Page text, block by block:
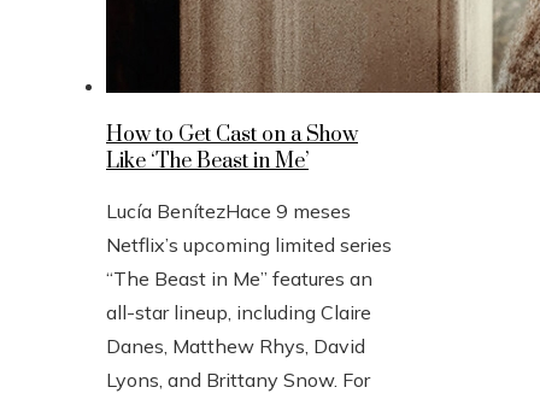
How to Get Cast on a Show
Like ‘The Beast in Me’
Lucía BenítezHace 9 meses
Netflix’s upcoming limited series
“The Beast in Me” features an
all-star lineup, including Claire
Danes, Matthew Rhys, David
Lyons, and Brittany Snow. For